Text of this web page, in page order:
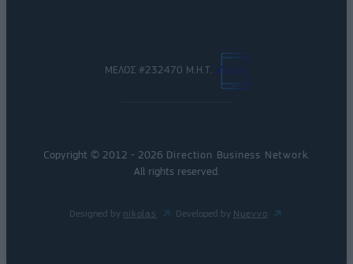
ΜΕΛΟΣ #232470 Μ.Η.Τ.
Copyright © 2012 - 2026 Direction Business Network.
All rights reserved.
Designed by nikolas Developed by Nuevvo